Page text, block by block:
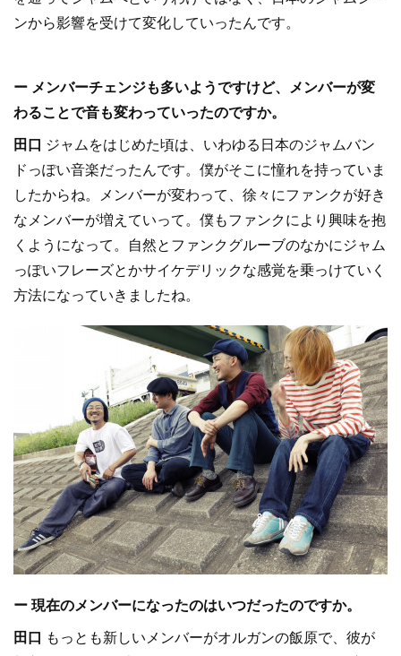
ンから影響を受けて変化していったんです。
ー メンバーチェンジも多いようですけど、メンバーが変
わることで音も変わっていったのですか。
田口 ジャムをはじめた頃は、いわゆる日本のジャムバン
ドっぽい音楽だったんです。僕がそこに憧れを持っていま
したからね。メンバーが変わって、徐々にファンクが好き
なメンバーが増えていって。僕もファンクにより興味を抱
くようになって。自然とファンクグルーブのなかにジャム
っぽいフレーズとかサイケデリックな感覚を乗っけていく
方法になっていきましたね。
ー 現在のメンバーになったのはいつだったのですか。
田口 もっとも新しいメンバーがオルガンの飯原で、彼が